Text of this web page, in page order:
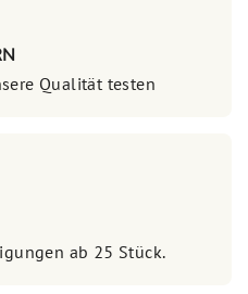
Qualität testen
ab 25 Stück.